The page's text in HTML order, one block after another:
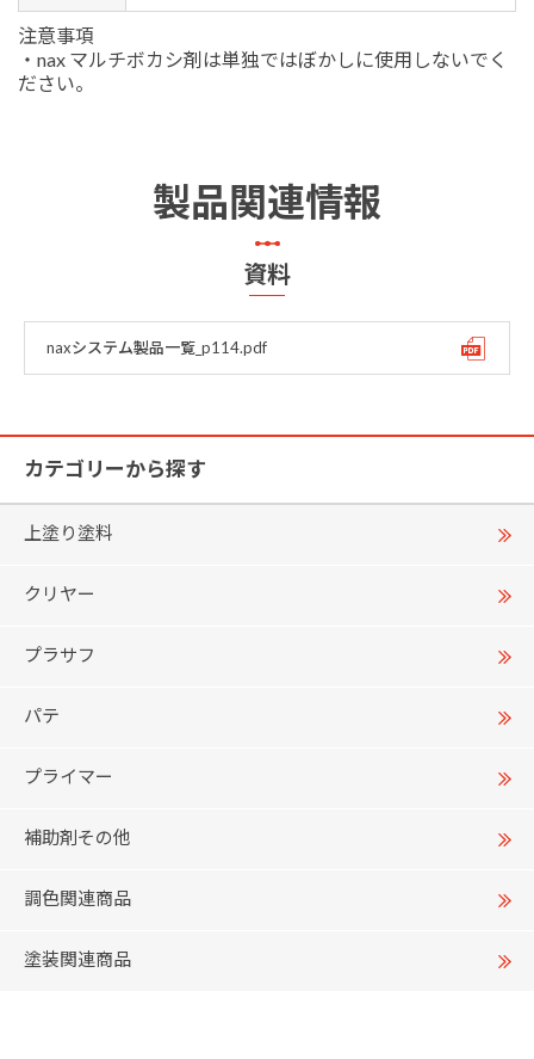
注意事項
・nax マルチボカシ剤は単独ではぼかしに使用しないでく
ださい。
製品関連情報
資料
naxシステム製品一覧_p114.pdf
カテゴリーから探す
上塗り塗料
クリヤー
プラサフ
パテ
プライマー
補助剤その他
調色関連商品
塗装関連商品